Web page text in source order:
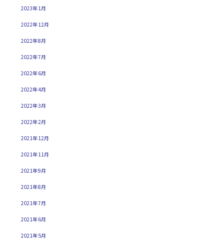
2023年1月
2022年12月
2022年8月
2022年7月
2022年6月
2022年4月
2022年3月
2022年2月
2021年12月
2021年11月
2021年9月
2021年8月
2021年7月
2021年6月
2021年5月